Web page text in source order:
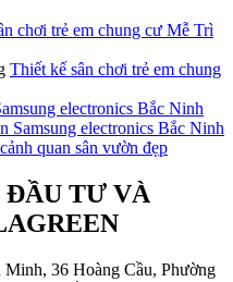
chơi trẻ em chung cư Mễ Trì
Thiết kế sân chơi trẻ em chung
electronics Bắc Ninh
Samsung electronics Bắc Ninh
quan sân vườn đẹp
ĐẦU TƯ VÀ
Minh, 36 Hoàng Cầu, Phường